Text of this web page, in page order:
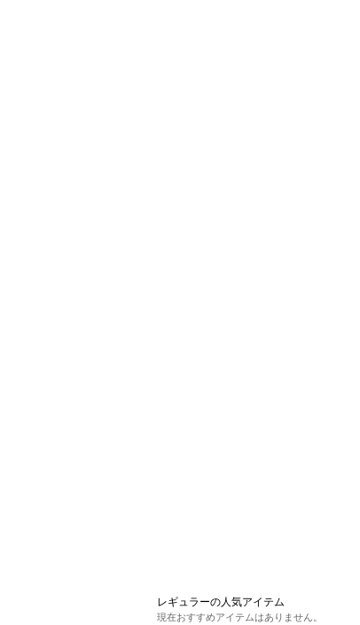
レギュラーの人気アイテム
現在おすすめアイテムはありません。